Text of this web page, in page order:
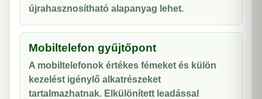
újrahasznosítható alapanyag lehet.
Mobiltelefon gyűjtőpont
A mobiltelefonok értékes fémeket és külön
kezelést igénylő alkatrészeket
tartalmazhatnak. Elkülönített leadással